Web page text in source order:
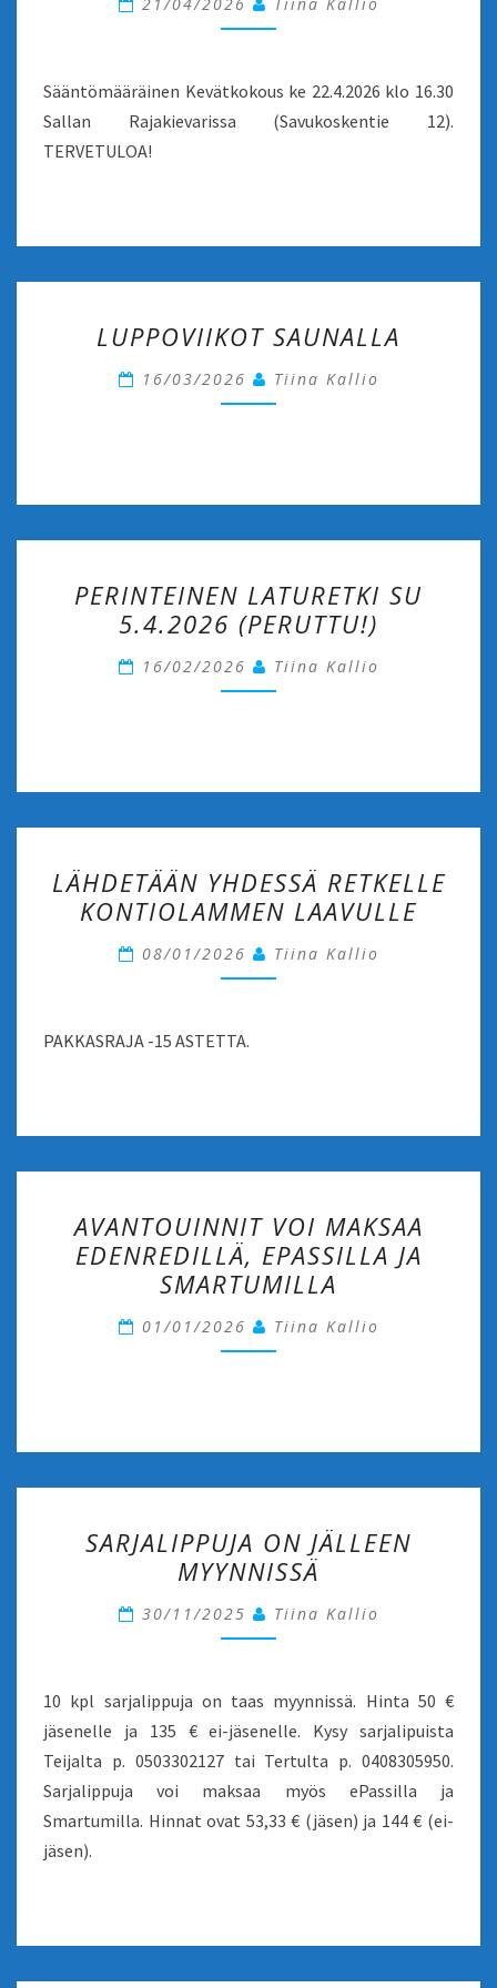
16.30
Sääntömääräinen Kevätkokous ke 22.4.2026 klo 16.30
Sallan Rajakievarissa (Savukoskentie 12).
TERVETULOA!
SAUNALLA
LUPPOVIIKOT SAUNALLA
16/03/2026 Tiina Kallio
LATURETKI
SU
5.4.2026
(PERUTTU!)
PERINTEINEN LATURETKI SU
5.4.2026 (PERUTTU!)
16/02/2026 Tiina Kallio
YHDESSÄ
RETKELLE
KONTIOLAMMEN
LAAVULLE
LÄHDETÄÄN YHDESSÄ RETKELLE
KONTIOLAMMEN LAAVULLE
08/01/2026 Tiina Kallio
PAKKASRAJA -15 ASTETTA.
VOI
MAKSAA
EDENREDILLÄ,
EPASSILLA
JA
AVANTOUINNIT VOI MAKSAA
EDENREDILLÄ, EPASSILLA JA
SMARTUMILLA
01/01/2026 Tiina Kallio
ON
JÄLLEEN
MYYNNISSÄ
SARJALIPPUJA ON JÄLLEEN
MYYNNISSÄ
30/11/2025 Tiina Kallio
10 kpl sarjalippuja on taas myynnissä. Hinta 50 €
jäsenelle ja 135 € ei-jäsenelle. Kysy sarjalipuista
Teijalta p. 0503302127 tai Tertulta p. 0408305950.
Sarjalippuja voi maksaa myös ePassilla ja
Smartumilla. Hinnat ovat 53,33 € (jäsen) ja 144 € (ei-
jäsen).